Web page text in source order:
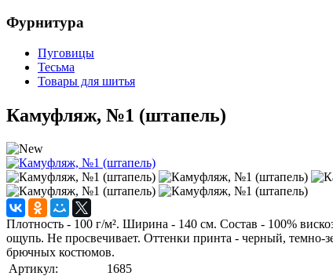
Фурнитура
Пуговицы
Тесьма
Товары для шитья
Камуфляж, №1 (штапель)
Плотность - 100 г/м². Ширина - 140 см. Состав - 100%
ощупь. Не просвечивает. Оттенки принта - черный, темно-
брючных костюмов.
Артикул:
1685